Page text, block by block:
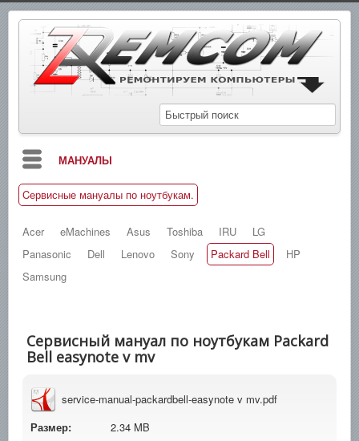
МАНУАЛЫ
БЛОГ
СХЕМЫ
СПРАВОЧНИКИ
ПОИСК
Cервисные мануалы по ноутбукам.
Acer eMachines Asus Toshiba IRU
LG
Panasonic
Dell Lenovo Sony Packard Bell
HP
Samsung
Cервисный мануал по ноутбукам Packard
Bell easynote v mv
service-manual-packardbell-easynote v mv.pdf
Размер:
2.34 MB